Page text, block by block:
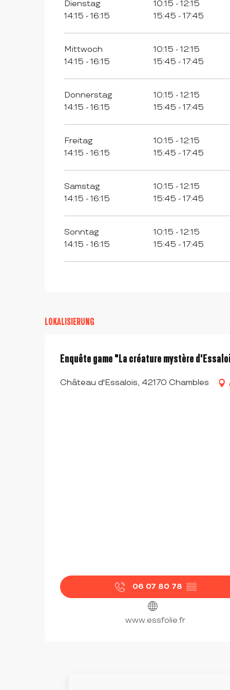
Dienstag 10:15 - 12:15
14:15 - 16:15
15:45 - 17:45
Mittwoch 10:15 - 12:15
14:15 - 16:15
15:45 - 17:45
Donnerstag 10:15 - 12:15
14:15 - 16:15
15:45 - 17:45
Freitag 10:15 - 12:15
14:15 - 16:15
15:45 - 17:45
Samstag 10:15 - 12:15
14:15 - 16:15
15:45 - 17:45
Sonntag 10:15 - 12:15
14:15 - 16:15
15:45 - 17:45
LOKALISIERUNG
Enquête game "La créature mystère
Château d'Essalois, 42170 Chambles
06 07 80 78 ▒▒
www.essfolie.fr